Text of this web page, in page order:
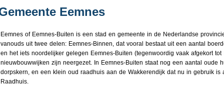
Eemnes
Eemnes of Eemnes-Buiten is een stad en gemeente in de Nederlandse
vanouds uit twee delen: Eemnes-Binnen, dat vooral bestaat uit een aantal
en het iets noordelijker gelegen Eemnes-Buiten (tegenwoordig vaak afgekort
nieuwbouwwijken zijn neergezet. In Eemnes-Buiten staat nog een aantal oude
dorpskern, en een klein oud raadhuis aan de Wakkerendijk dat nu in gebruik is
Raadhuis.